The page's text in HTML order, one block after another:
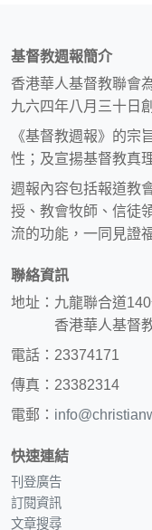
基督教週報簡介
香港華人基督教聯會
九六四年八月三十日
《基督教週報》的宗
性；及宣揚基督教真
週報內容包括報道教
授、教會牧師、信徒
流的功能，一同見證
聯絡資訊
地址：九龍聯合道
香港華人基督教
電話：23374171
傳真：23382314
電郵：
快速連結
刊登廣告
訂閱資訊
文章搜尋